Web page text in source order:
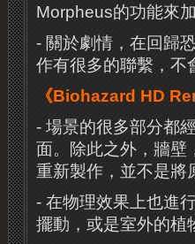
Morpheus的功能來
- 關於劇情，在回歸
作有很多的聯繫，不
《Biohazard HD
- 場景的很多部分都
面。除此之外，牆壁
重新製作，並不是將
- 在物理效果上也進
擺動，或是室外的植